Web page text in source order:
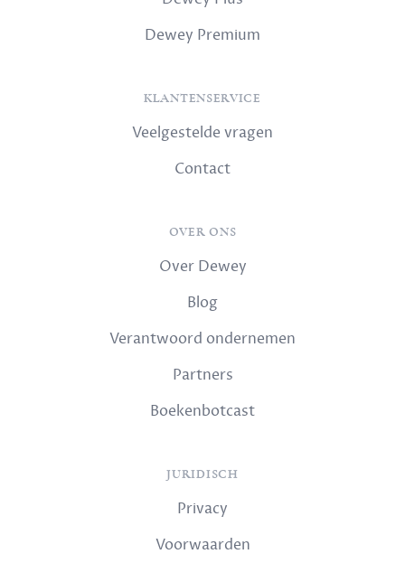
Dewey Premium
KLANTENSERVICE
Veelgestelde vragen
Contact
OVER ONS
Over Dewey
Blog
Verantwoord ondernemen
Partners
Boekenbotcast
JURIDISCH
Privacy
Voorwaarden